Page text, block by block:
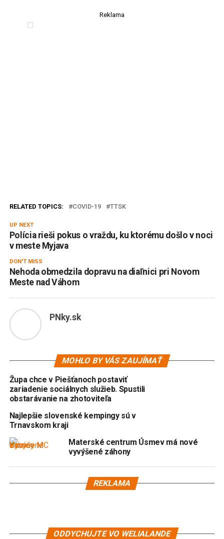
Reklama
RELATED TOPICS: COVID-19 TTSK
UP NEXT
Polícia rieši pokus o vraždu, ku ktorému došlo v noci
v meste Myjava
DON'T MISS
Nehoda obmedzila dopravu na diaľnici pri Novom
Meste nad Váhom
PNky.sk
MOHLO BY VÁS ZAUJÍMAŤ
Župa chce v Piešťanoch postaviť
zariadenie sociálnych služieb. Spustili
obstarávanie na zhotoviteľa
Najlepšie slovenské kempingy sú v
Trnavskom kraji
Materské centrum Úsmev má nové
vyvýšené záhony
REKLAMA
ODDYCHUJTE VO WELIALANDE